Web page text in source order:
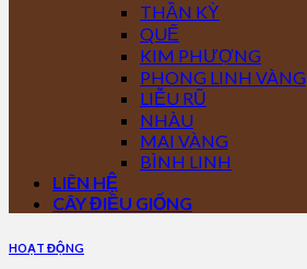
THẦN KỲ
QUẾ
KIM PHƯỢNG
PHONG LINH VÀNG
LIỄU RŨ
NHÀU
MAI VÀNG
BÌNH LINH
LIÊN HỆ
CÂY ĐIỀU GIỐNG
HOẠT ĐỘNG